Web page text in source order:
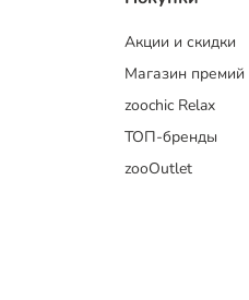
Акции и скидки
Магазин премий
zoochic Relax
ТОП-бренды
zooOutlet